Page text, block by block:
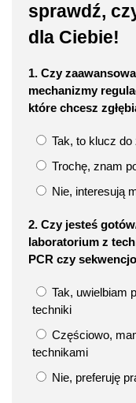
sprawdź,
dla Ciebie!
1. Czy
mechanizmy
które chcesz
Tak, to klucz
Trochę, znam
Nie, interesują
2. Czy jesteś
laboratorium z
PCR czy
Tak, uwielbiam
techniki
Częściowo,
technikami
Nie, preferuję